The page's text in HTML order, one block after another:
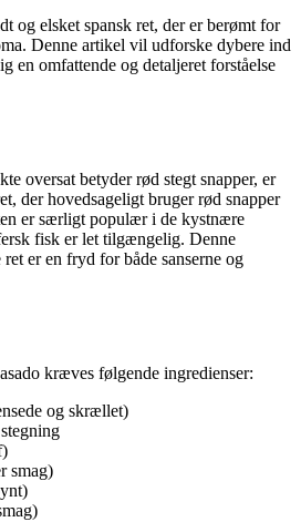
og elsket spansk ret, der er berømt for
Denne artikel vil udforske dybere ind
en omfattende og detaljeret forståelse
oversat betyder rød stegt snapper, er
der hovedsageligt bruger rød snapper
er særligt populær i de kystnære
fisk er let tilgængelig. Denne
er en fryd for både sanserne og
kræves følgende ingredienser:
og skrællet)
smag)